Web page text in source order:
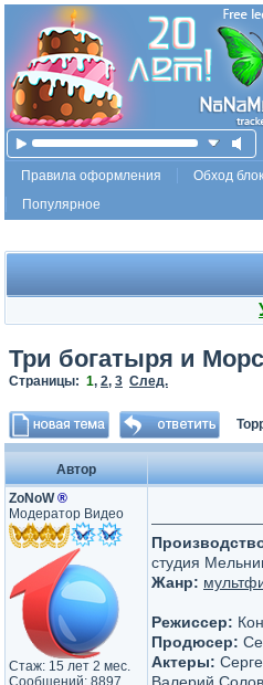
Правила оформления
Обход
Популярное
Три богатыря и
Страницы: 1, 2, 3 След.
Автор
ZoNoW®
Модератор Видео
Стаж: 15 лет 2 мес.
Сообщений: 8897
студия
Жанр:
Режиссер:
Продюсер:
Актеры: